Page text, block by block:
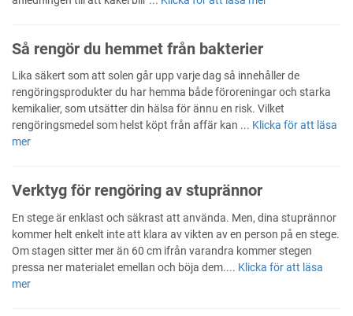
Så rengör du hemmet från bakterier
Lika säkert som att solen går upp varje dag så innehåller de
rengöringsprodukter du har hemma både föroreningar och starka
kemikalier, som utsätter din hälsa för ännu en risk. Vilket
rengöringsmedel som helst köpt från affär kan ... Klicka för att läsa
mer
Verktyg för rengöring av stuprännor
En stege är enklast och säkrast att använda. Men, dina stuprännor
kommer helt enkelt inte att klara av vikten av en person på en stege.
Om stagen sitter mer än 60 cm ifrån varandra kommer stegen
pressa ner materialet emellan och böja dem.... Klicka för att läsa
mer